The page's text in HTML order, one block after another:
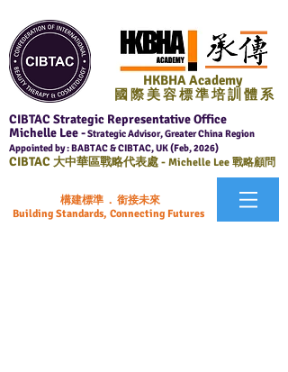
HKBHA Academy
國 際 美 容 標 準 培 訓 體 系
CIBTAC Strategic Representative Office
Michelle Lee -Strategic Advisor, Greater China Region
Appointed by : BABTAC & CIBTAC, UK (Feb, 2026)
CIBTAC大中華區戰略代表處 - Michelle Lee 戰略顧問
構建標準 . 銜接未來
Building Standards, Connecting Futures